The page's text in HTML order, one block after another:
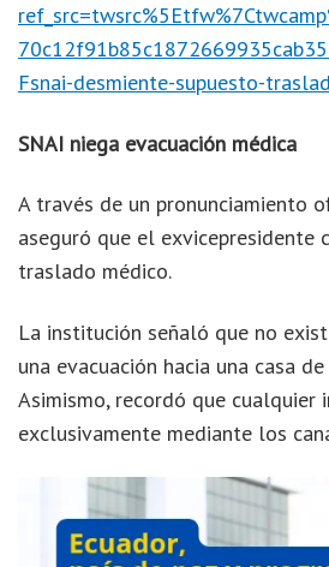
Fsnai-desmiente-supuesto-
SNAI niega evacuación médica
A través de un pronunciamiento
aseguró que el exvicepresidente
traslado médico.
La institución señaló que no
una evacuación hacia una casa
Asimismo, recordó que
exclusivamente mediante los